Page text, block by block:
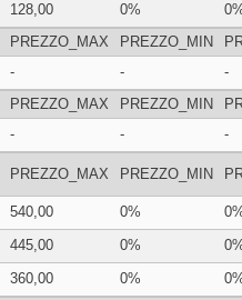
128,00 0%
PREZZO_MAX PREZZO_MIN
- -
-
PREZZO_MAX PREZZO_MIN
- -
-
PREZZO_MAX PREZZO_MIN
540,00 0%
445,00 0%
360,00 0%